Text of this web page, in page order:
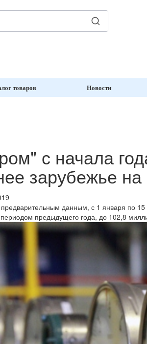
товаров Новости
с начала
зарубежье на
данным, с 1 января по 15
предыдущего года, до 102,8